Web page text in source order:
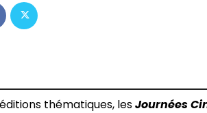
thématiques, lesJournées